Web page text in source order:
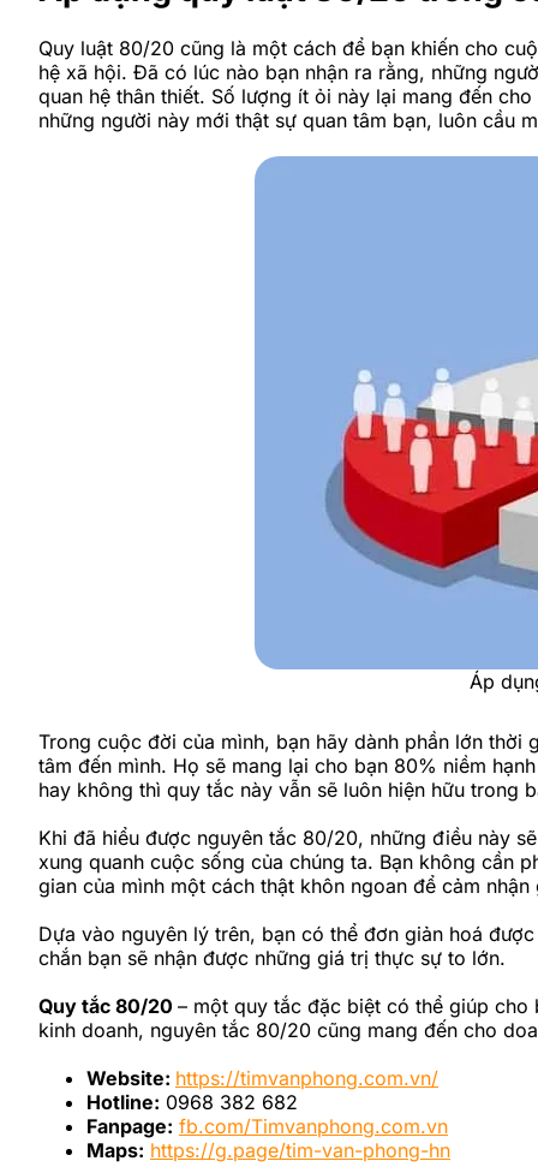
Quy luật 80/20 cũng là một cách để bạn khiến cho
hệ xã hội. Đã có lúc nào bạn nhận ra rằng, những
quan hệ thân thiết. Số lượng ít ỏi này lại mang đến
những người này mới thật sự quan tâm bạn, luôn cầu
Áp
Trong cuộc đời của mình, bạn hãy dành phần lớn
tâm đến mình. Họ sẽ mang lại cho bạn 80% niềm
hay không thì quy tắc này vẫn sẽ luôn hiện hữu
Khi đã hiểu được nguyên tắc 80/20, những điều này
xung quanh cuộc sống của chúng ta. Bạn không cần
gian của mình một cách thật khôn ngoan để cảm
Dựa vào nguyên lý trên, bạn có thể đơn giản hoá
chắn bạn sẽ nhận được những giá trị thực sự to lớn.
Quy tắc 80/20 – một quy tắc đặc biệt có thể giúp
kinh doanh, nguyên tắc 80/20 cũng mang đến cho
Website: https://timvanphong.com.vn/
Hotline: 0968 382 682
Fanpage: fb.com/Timvanphong.com.vn
Maps: https://g.page/tim-van-phong-hn